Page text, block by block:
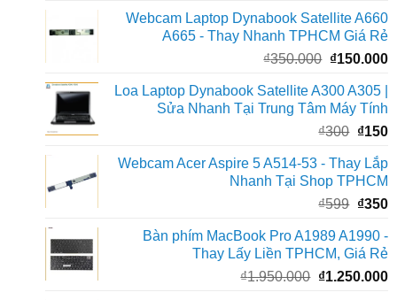
là:
₫750.000.
Webcam Laptop Dynabook Satellite A660
A665 - Thay Nhanh TPHCM Giá Rẻ
₫350.000 Giá
là:
₫350.000.
₫150.000
Loa Laptop Dynabook Satellite A300 A305 |
Sửa Nhanh Tại Trung Tâm Máy Tính
₫300 Giá
là:
₫300.
₫150
Webcam Acer Aspire 5 A514-53 - Thay Lắp
Nhanh Tại Shop TPHCM
₫599 Giá
là:
₫599.
₫350
Bàn phím MacBook Pro A1989 A1990 -
Thay Lấy Liền TPHCM, Giá Rẻ
₫1.950.000 Giá
₫1.250.000